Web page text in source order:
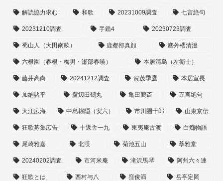
解読協力求む 和歌 20231009調査 七言絶句
20231210調査 手鑑4 20230723調査
蜀山人（大田南畝） 鹿都部真顔 塵外楼清澄
六根園（春根・梅男・瀬部春暁） 本居清島（左衛士）
藤井高尚 20241212調査 賀茂季鷹 本居宣長
加納諸平 蘆辺田鶴丸 亀田鵬斎 五言絶句
大江広海 中島棕隠（安六） 市川團十郎 山東京伝
狂歌募集広告 十返舎一九 東夷庵古渡 白痴物語
尾崎雅嘉 北渓 菊池五山 萃雅堂
20240202調査 市河米庵 滝沢馬琴 阿州六々連
狂歌とは 西村与八 窪俊満 岳亭定岡